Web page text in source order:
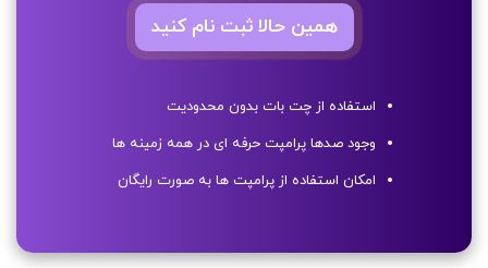
همین حالا ثبت نام کنید
استفاده از چت بات بدون محدودیت
وجود صدها پرامپت حرفه ای در همه زمینه ها
امکان استفاده از پرامپت ها به صورت رایگان